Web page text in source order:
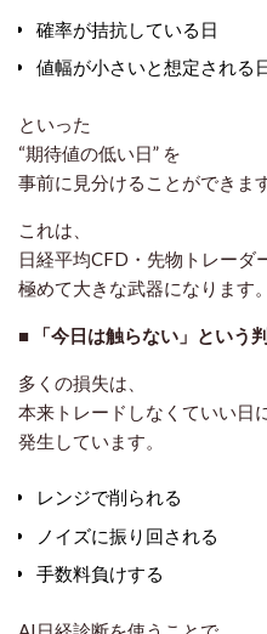
確率が拮抗している日
値幅が小さいと想定される
といった
“期待値の低い日” を
事前に見分けることができます
これは、
日経平均CFD・先物トレーダ
極めて大きな武器になります。
■ 「今日は触らない」という
多くの損失は、
本来トレードしなくていい日
発生しています。
レンジで削られる
ノイズに振り回される
手数料負けする